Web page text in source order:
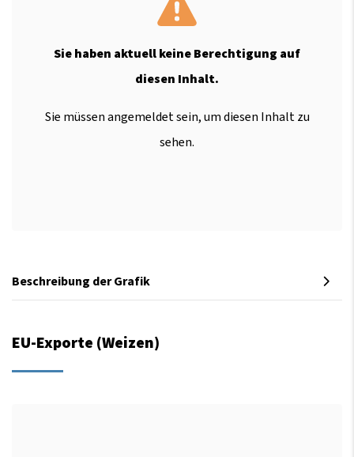
Sie haben aktuell keine Berechtigung auf
diesen Inhalt.
Sie müssen angemeldet sein, um diesen Inhalt zu
sehen.
Beschreibung der Grafik
EU-Exporte (Weizen)